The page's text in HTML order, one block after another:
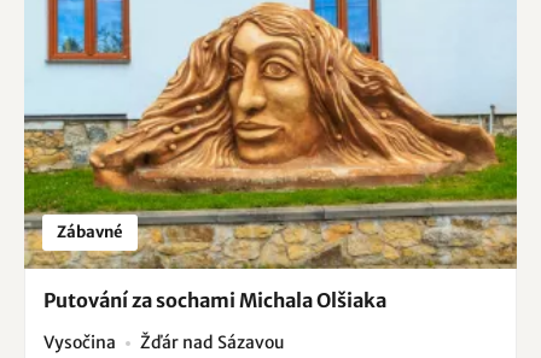
Zábavné
Putování za sochami Michala Olšiaka
Vysočina Žďár nad Sázavou